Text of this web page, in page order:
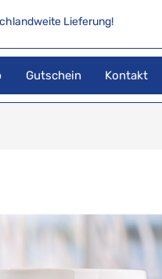
Lieferung!
Gutschein Kontakt